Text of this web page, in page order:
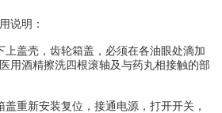
说明：
盖壳，齿轮箱盖，必须在各油眼处滴加
用酒精擦洗四根滚轴及与药丸相接触的部
重新安装复位，接通电源，打开开关，